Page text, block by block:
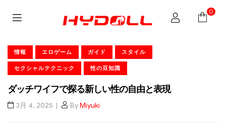
0
情報 エロゲーム ガイド スタイル
セクシャルテクニック 性の豆知識
ダッチワイフで探る新しい性の自由と表現
3月 4, 2025 ByMiyuki